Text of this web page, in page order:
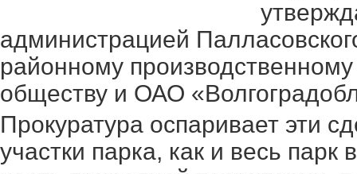
администрацией
районному
обществу и ОАО
Прокуратура оспаривает эти
участки парка, как и весь